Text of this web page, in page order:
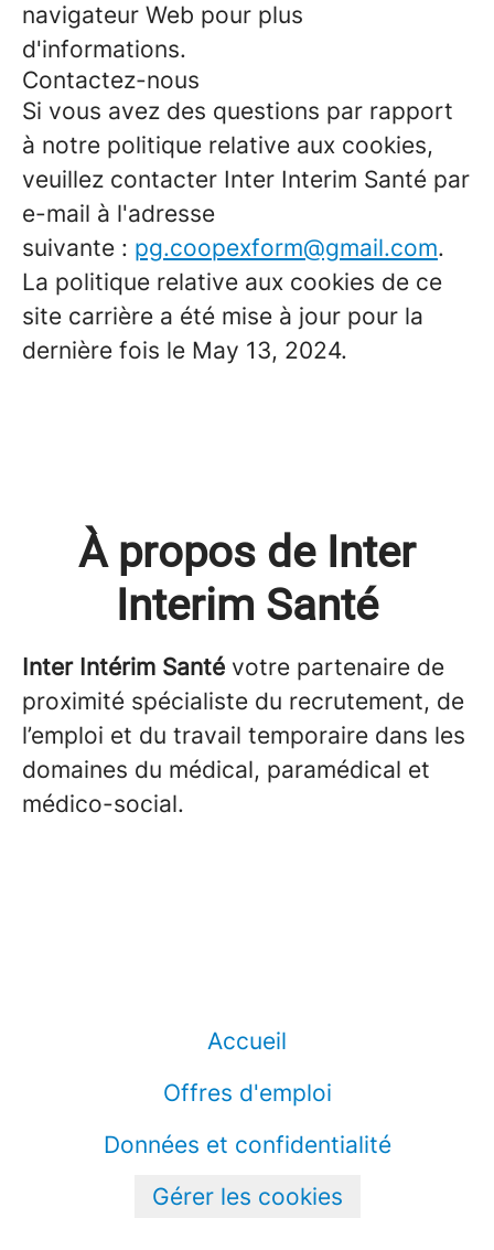
navigateur Web pour plus
d'informations.
Contactez-nous
Si vous avez des questions par rapport
à notre politique relative aux cookies,
veuillez contacter Inter Interim Santé par
e-mail à l'adresse
suivante : pg.coopexform@gmail.com.
La politique relative aux cookies de ce
site carrière a été mise à jour pour la
dernière fois le May 13, 2024.
À propos de Inter
Interim Santé
Inter Intérim Santé votre partenaire de
proximité spécialiste du recrutement, de
l’emploi et du travail temporaire dans les
domaines du médical, paramédical et
médico-social.
Accueil
Offres d'emploi
Données et confidentialité
Gérer les cookies